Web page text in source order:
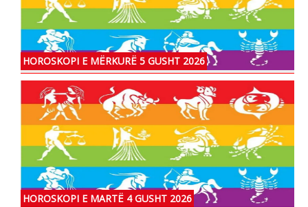
HOROSKOPI E MËRKURË 5 GUSHT 2026
HOROSKOPI E MARTË 4 GUSHT 2026